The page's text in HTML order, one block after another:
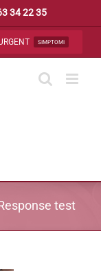
34 22 35
SIMPTOMI
test